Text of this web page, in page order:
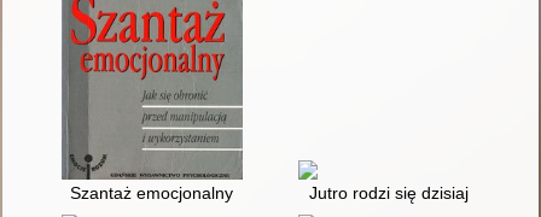
Szantaż emocjonalny Jutro rodzi się dzisiaj